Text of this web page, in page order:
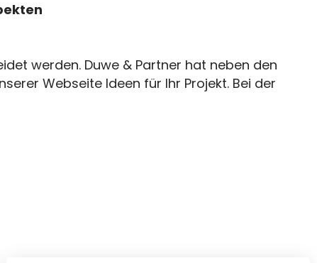
werden. Duwe & Partner hat neben den
Webseite Ideen für Ihr Projekt. Bei der